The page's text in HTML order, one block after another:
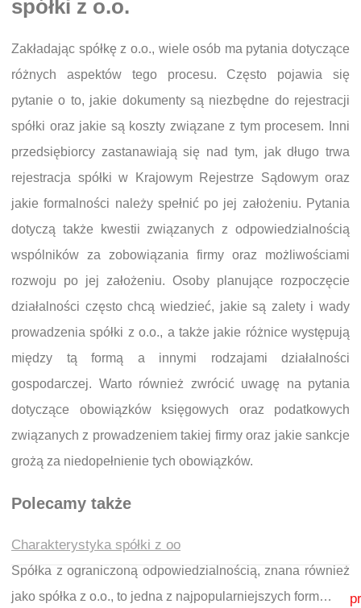
spółki z o.o.
Zakładając spółkę z o.o., wiele osób ma pytania dotyczące
różnych aspektów tego procesu. Często pojawia się
pytanie o to, jakie dokumenty są niezbędne do rejestracji
spółki oraz jakie są koszty związane z tym procesem. Inni
przedsiębiorcy zastanawiają się nad tym, jak długo trwa
rejestracja spółki w Krajowym Rejestrze Sądowym oraz
jakie formalności należy spełnić po jej założeniu. Pytania
dotyczą także kwestii związanych z odpowiedzialnością
wspólników za zobowiązania firmy oraz możliwościami
rozwoju po jej założeniu. Osoby planujące rozpoczęcie
działalności często chcą wiedzieć, jakie są zalety i wady
prowadzenia spółki z o.o., a także jakie różnice występują
między tą formą a innymi rodzajami działalności
gospodarczej. Warto również zwrócić uwagę na pytania
dotyczące obowiązków księgowych oraz podatkowych
związanych z prowadzeniem takiej firmy oraz jakie sankcje
grożą za niedopełnienie tych obowiązków.
Polecamy także
Charakterystyka spółki z oo
Spółka z ograniczoną odpowiedzialnością, znana również
jako spółka z o.o., to jedna z najpopularniejszych form…
Nawigacja wpisu